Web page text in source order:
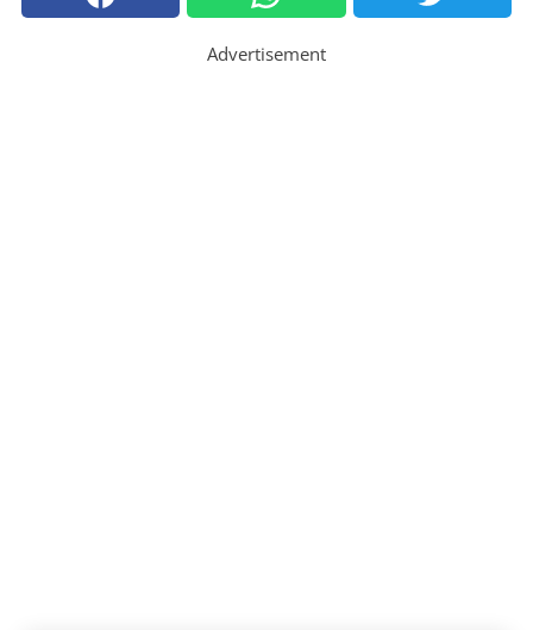
Advertisement